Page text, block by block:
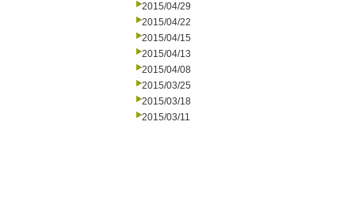
2015/04/29
2015/04/22
2015/04/15
2015/04/13
2015/04/08
2015/03/25
2015/03/18
2015/03/11